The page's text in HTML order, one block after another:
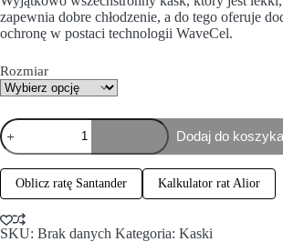
zapewnia dobre chłodzenie, a do tego oferuje
ochronę w postaci technologii WaveCel.
Rozmiar
Dodaj do koszyka
Oblicz ratę Santander Kalkulator rat Alior
SKU: Brak danych Kategoria: Kaski